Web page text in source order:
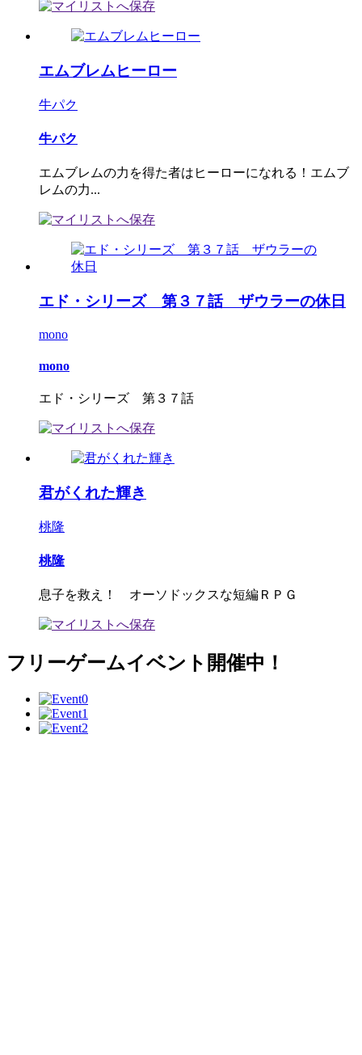
エムブレムヒーロー
牛パク
牛パク
エムブレムの力を得た者はヒーローになれる！エムブ
レムの力...
エド・シリーズ 第３７話 ザウラーの休日
mono
mono
エド・シリーズ 第３７話
君がくれた輝き
桃隆
桃隆
息子を救え！ オーソドックスな短編ＲＰＧ
フリーゲームイベント開催中！